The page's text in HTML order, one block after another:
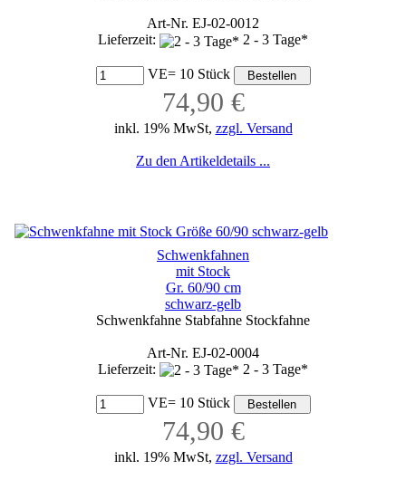
Art-Nr. EJ-02-0012
Lieferzeit:
2 - 3 Tage*
VE= 10 Stück
74,90 €
inkl. 19% MwSt, zzgl. Versand
Zu den Artikeldetails ...
Schwenkfahnen
mit Stock
Gr. 60/90 cm
schwarz-gelb
Schwenkfahne Stabfahne Stockfahne
Art-Nr. EJ-02-0004
Lieferzeit:
2 - 3 Tage*
VE= 10 Stück
74,90 €
inkl. 19% MwSt, zzgl. Versand